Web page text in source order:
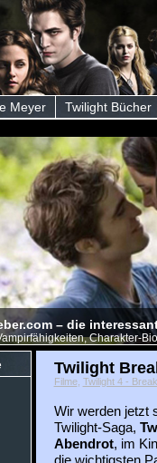
Meyer Twilight Bücher
– die
Charakter-
Twilight
Filme, Twilight 4 -
Wir werden jetzt
Twilight-Saga,
Abendrot, im